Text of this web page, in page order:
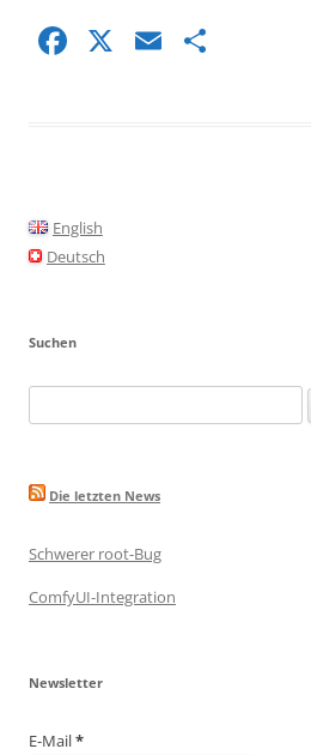
F
o
o
X E
English
Deutsch
Suchen
nach:
Die letzten News
Schwerer root-Bug
ComfyUI-Integration
Newsletter
E-Mail*